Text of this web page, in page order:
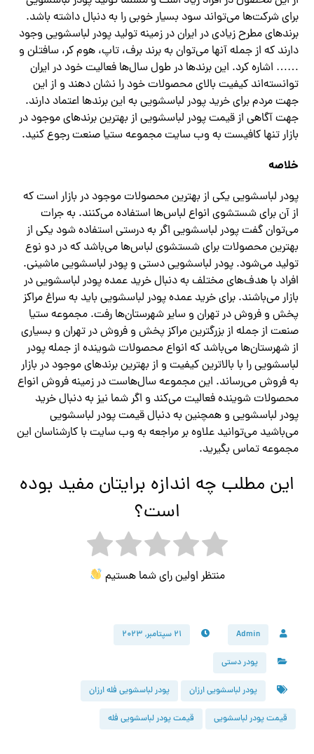
برای شرکت‌ها می‌تواند سود بسیار خوبی را به دنبال داشته باشد.
برندهای مطرح زیادی در ایران در زمینه تولید پودر لباسشویی وجود
دارند که از جمله آنها می‌توان به برند برف، تاپ، هوم کر، سافتلن و
…… اشاره کرد. این برندها در طول سال‌ها فعالیت خود در ایران
توانسته‌اند کیفیت بالای محصولات خود را نشان دهند و از این
جهت مردم برای خرید پودر لباسشویی به این برندها اعتماد دارند.
جهت آگاهی از قیمت پودر لباسشویی از بهترین برندهای موجود در
بازار تنها کافیست به وب سایت مجموعه ستیا صنعت رجوع کنید.
خلاصه
پودر لباسشویی یکی از بهترین محصولات موجود در بازار است که
از آن برای شستشوی انواع لباس‌ها استفاده می‌کنند. به جرات
می‌توان گفت پودر لباسشویی اگر به درستی استفاده شود یکی از
بهترین محصولات برای شستشوی لباس‌ها می‌باشد که در دو نوع
تولید می‌شود. پودر لباسشویی دستی و پودر لباسشویی ماشینی.
افراد با هدف‌های مختلف به دنبال خرید عمده پودر لباسشویی در
بازار می‌باشند. برای خرید عمده پودر لباسشویی باید به سراغ مراکز
پخش و فروش در تهران و سایر شهرستان‌ها رفت. مجموعه ستیا
صنعت از جمله از بزرگترین مراکز پخش و فروش در تهران و بسیاری
از شهرستان‌ها می‌باشد که انواع محصولات شوینده از جمله پودر
لباسشویی را با بالاترین کیفیت و از بهترین برندهای موجود در بازار
به فروش می‌رساند. این مجموعه سال‌هاست در زمینه فروش انواع
محصولات شوینده فعالیت می‌کند و اگر شما نیز به دنبال خرید
پودر لباسشویی و همچنین به دنبال قیمت پودر لباسشویی
می‌باشید می‌توانید علاوه بر مراجعه به وب سایت با کارشناسان این
مجموعه تماس بگیرید.
این مطلب چه اندازه برایتان مفید بوده
است؟
منتظر اولین رای شما هستیم
Admin ۲۱ سپتامبر, ۲۰۲۳
پودر دستی
پودر لباسشویی ارزان پودر لباسشویی فله ارزان
قیمت پودر لباسشویی قیمت پودر لباسشویی فله